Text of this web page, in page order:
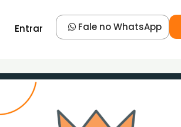
Entrar Fale no WhatsApp